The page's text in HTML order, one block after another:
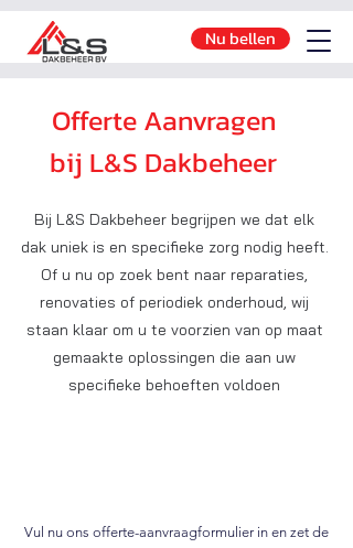
Nu bellen
Offerte Aanvragen
bij L&S Dakbeheer
Bij L&S Dakbeheer begrijpen we dat elk
dak uniek is en specifieke zorg nodig heeft.
Of u nu op zoek bent naar reparaties,
renovaties of periodiek onderhoud, wij
staan klaar om u te voorzien van op maat
gemaakte oplossingen die aan uw
specifieke behoeften voldoen
Vul nu ons offerte-aanvraagformulier in en zet de